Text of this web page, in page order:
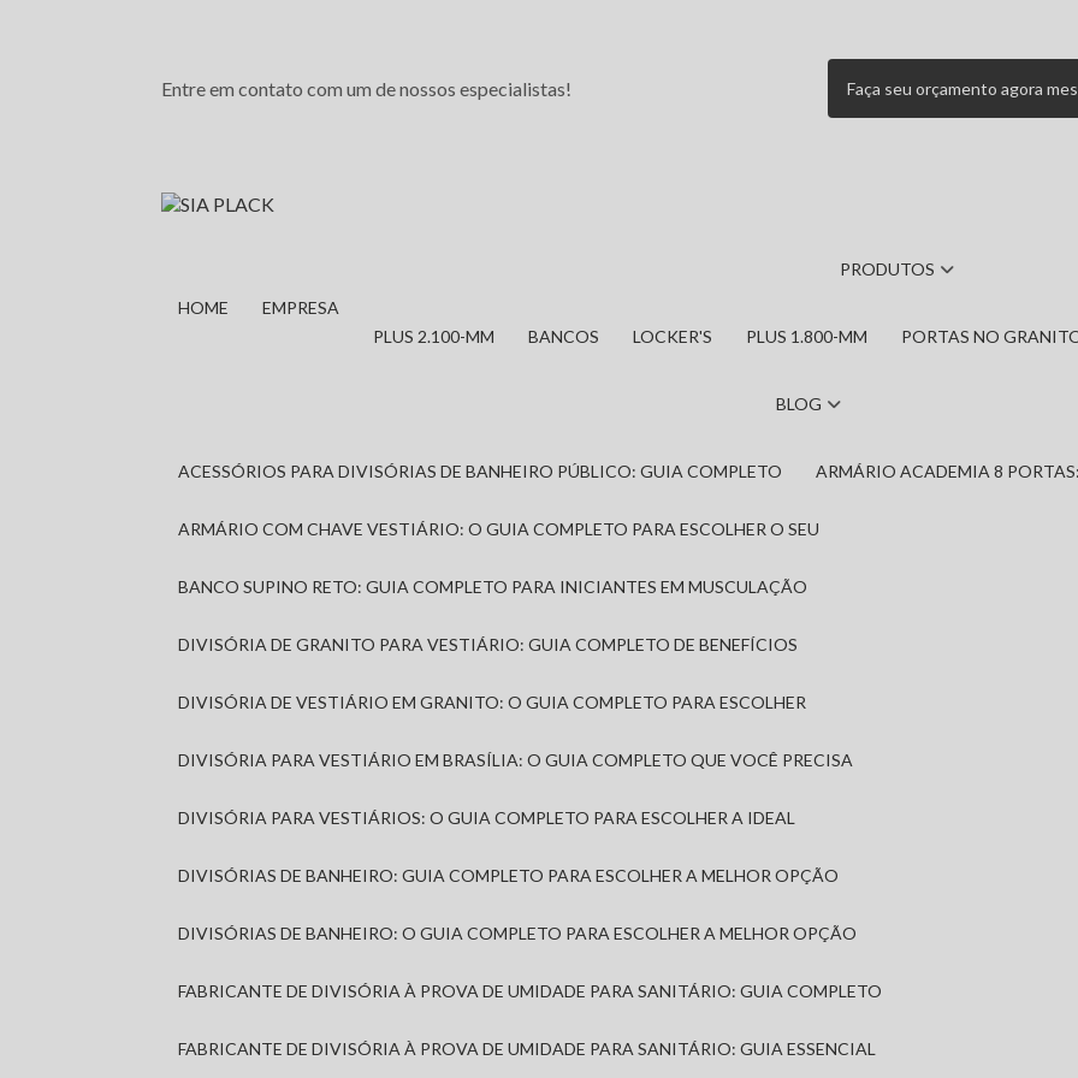
Entre em contato com um de nossos especialistas! Faça seu orçamento agora
HOME EMPRESA
PRODUTOS
PLUS 2.100-MM BANCOS LOCKER'S PLUS 1.800-MM PORTAS NO
BLOG
ACESSÓRIOS PARA DIVISÓRIAS DE BANHEIRO PÚBLICO: GUIA COMPLETO ARMÁRIO ACADEMIA 8
ARMÁRIO COM CHAVE VESTIÁRIO: O GUIA COMPLETO PARA ESCOLHER O SEU
BANCO SUPINO RETO: GUIA COMPLETO PARA INICIANTES EM MUSCULAÇÃO
DIVISÓRIA DE GRANITO PARA VESTIÁRIO: GUIA COMPLETO DE BENEFÍCIOS
DIVISÓRIA DE VESTIÁRIO EM GRANITO: O GUIA COMPLETO PARA ESCOLHER
DIVISÓRIA PARA VESTIÁRIO EM BRASÍLIA: O GUIA COMPLETO QUE VOCÊ PRECISA
DIVISÓRIA PARA VESTIÁRIOS: O GUIA COMPLETO PARA ESCOLHER A IDEAL
DIVISÓRIAS DE BANHEIRO: GUIA COMPLETO PARA ESCOLHER A MELHOR OPÇÃO
DIVISÓRIAS DE BANHEIRO: O GUIA COMPLETO PARA ESCOLHER A MELHOR OPÇÃO
FABRICANTE DE DIVISÓRIA À PROVA DE UMIDADE PARA SANITÁRIO: GUIA COMPLETO
FABRICANTE DE DIVISÓRIA À PROVA DE UMIDADE PARA SANITÁRIO: GUIA ESSENCIAL